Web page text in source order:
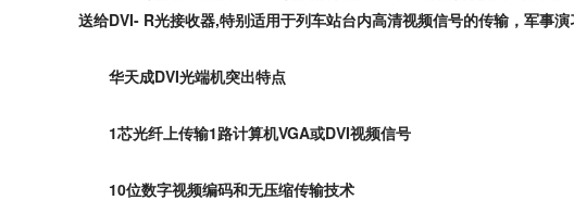
送给DVI- R光接收器,特别适用于列车站台内高清视频信号的传输，军事演
华天成DVI光端机突出特点
1芯光纤上传输1路计算机VGA或DVI视频信号
10位数字视频编码和无压缩传输技术